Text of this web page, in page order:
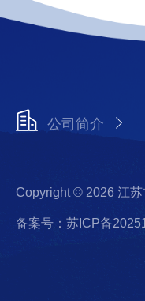
公司简介
Copyright © 2026 江
备案号：苏ICP备